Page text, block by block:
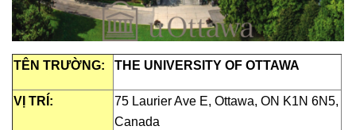
TÊN TRƯỜNG: THE UNIVERSITY OF OTTAWA
VỊ TRÍ:
75 Laurier Ave E, Ottawa, ON K1N 6N5,
Canada